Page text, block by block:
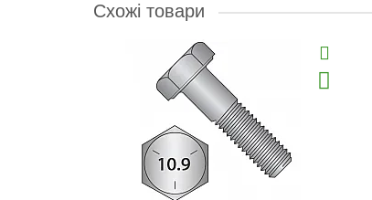
Схожі товари